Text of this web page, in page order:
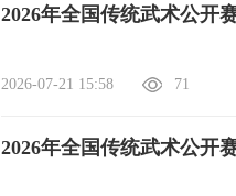
2026年全国传统武术公开
2026-07-21 15:58 71
2026年全国传统武术公开